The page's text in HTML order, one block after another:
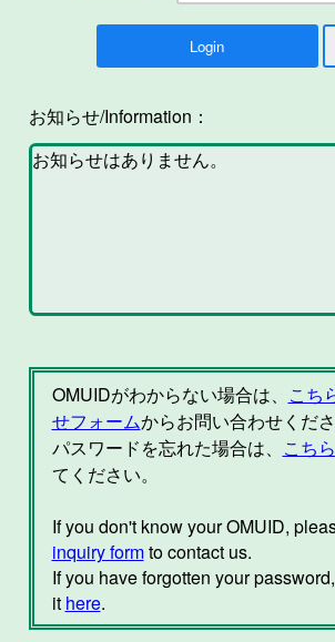
お知らせ/Information：
OMUIDがわからない場合は、
こち
せフォームからお問い合わせくださ
パスワードを忘れた場合は、
こちら
てください。
If you don't know your OMUID,
inquiry formto contact us.
If you have forgotten your
it here.